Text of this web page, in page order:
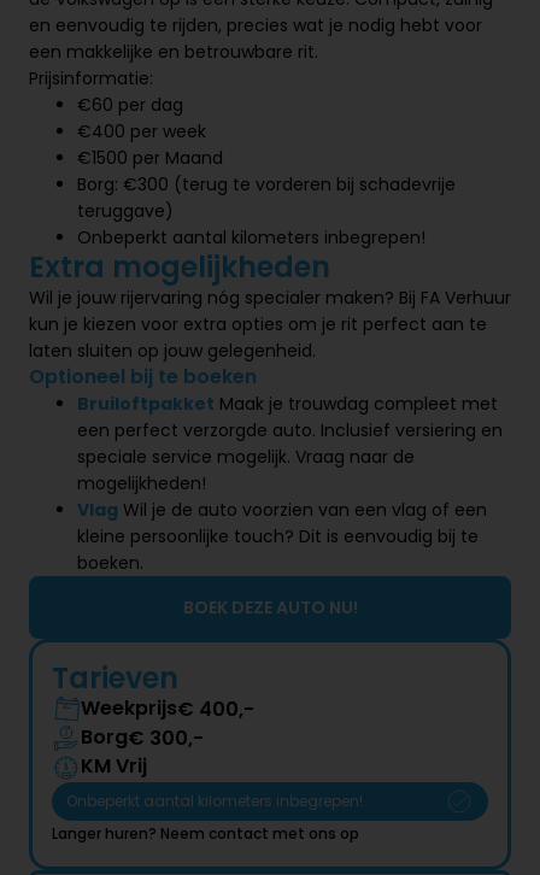
en eenvoudig te rijden, precies wat je nodig hebt voor
een makkelijke en betrouwbare rit.
Prijsinformatie:
€60 per dag
€400 per week
€1500 per Maand
Borg: €300 (terug te vorderen bij schadevrije
teruggave)
Onbeperkt aantal kilometers inbegrepen!
Extra mogelijkheden
Wil je jouw rijervaring nóg specialer maken? Bij FA Verhuur
kun je kiezen voor extra opties om je rit perfect aan te
laten sluiten op jouw gelegenheid.
Optioneel bij te boeken
Bruiloftpakket Maak je trouwdag compleet met
een perfect verzorgde auto. Inclusief versiering en
speciale service mogelijk. Vraag naar de
mogelijkheden!
Vlag Wil je de auto voorzien van een vlag of een
kleine persoonlijke touch? Dit is eenvoudig bij te
boeken.
BOEK DEZE AUTO NU!
Tarieven
Weekprijs€ 400,-
Borg€ 300,-
KM Vrij
Onbeperkt aantal kilometers inbegrepen!
Langer huren? Neem contact met ons op